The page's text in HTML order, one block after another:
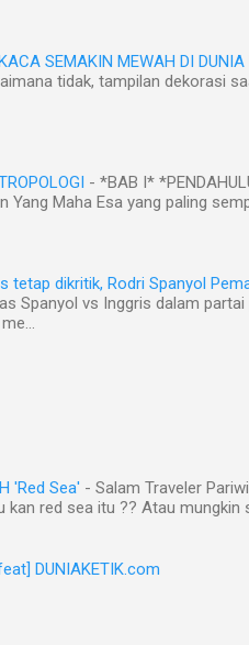
SEMAKIN MEWAH DI DUNIA
tidak, tampilan dekorasi
- *BAB I*
Yang Maha Esa yang paling
tetap dikritik, Rodri Spanyol
Spanyol vs Inggris dalam
'Red Sea' - Salam Traveler
kan red sea itu ?? Atau mungkin
DUNIAKETIK.com